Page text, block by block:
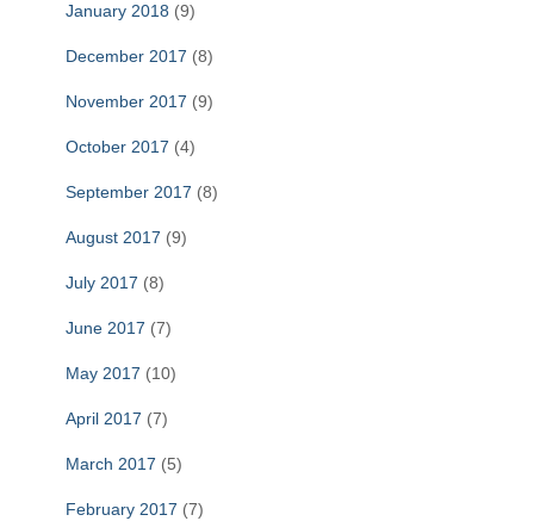
January 2018 (9)
December 2017 (8)
November 2017 (9)
October 2017 (4)
September 2017 (8)
August 2017 (9)
July 2017 (8)
June 2017 (7)
May 2017 (10)
April 2017 (7)
March 2017 (5)
February 2017 (7)